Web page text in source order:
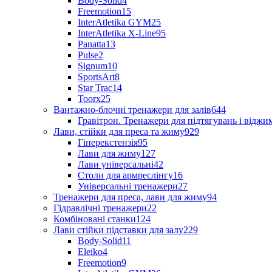
Freemotion15
InterAtletika GYM25
InterAtletika X-Line95
Panatta13
Pulse2
Signum10
SportsArt8
Star Trac14
Toorx25
Вантажно-блочні тренажери для залів644
Гравітрон. Тренажери для підтягувань і
Лави, стійки для преса та жиму929
Гіперекстензія95
Лави для жиму127
Лави універсальні42
Столи для армреслінгу16
Універсальні тренажери27
Тренажери для преса, лави для жиму94
Гідравлічні тренажери22
Комбіновані станки124
Лави стійки підставки для залу229
Body-Solid11
Eleiko4
Freemotion9